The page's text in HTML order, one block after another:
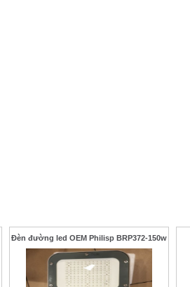
Đèn đường led OEM Philisp BRP372-150w